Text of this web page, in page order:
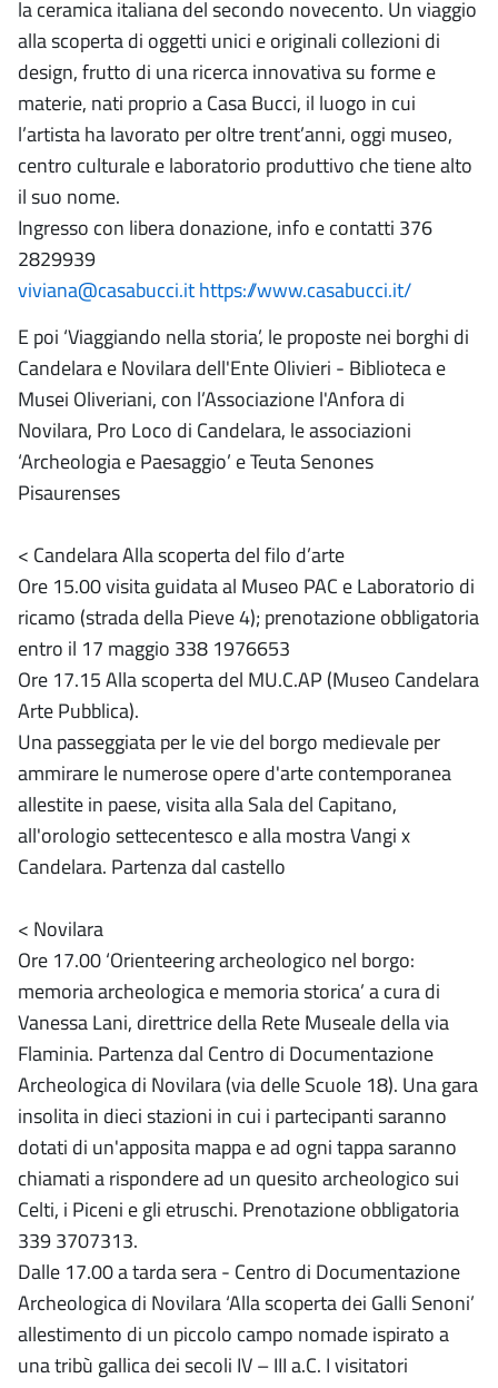
la ceramica italiana del secondo novecento. Un viaggio
alla scoperta di oggetti unici e originali collezioni di
design, frutto di una ricerca innovativa su forme e
materie, nati proprio a Casa Bucci, il luogo in cui
l’artista ha lavorato per oltre trent’anni, oggi museo,
centro culturale e laboratorio produttivo che tiene alto
il suo nome.
Ingresso con libera donazione, info e contatti 376
2829939
viviana@casabucci.ithttps://www.casabucci.it/
E poi ‘Viaggiando nella storia’, le proposte nei borghi di
Candelara e Novilara dell'Ente Olivieri - Biblioteca e
Musei Oliveriani, con l’Associazione l'Anfora di
Novilara, Pro Loco di Candelara, le associazioni
‘Archeologia e Paesaggio’ e Teuta Senones
Pisaurenses
< Candelara Alla scoperta del filo d’arte
Ore 15.00 visita guidata al Museo PAC e Laboratorio di
ricamo (strada della Pieve 4); prenotazione obbligatoria
entro il 17 maggio 338 1976653
Ore 17.15 Alla scoperta del MU.C.AP (Museo Candelara
Arte Pubblica).
Una passeggiata per le vie del borgo medievale per
ammirare le numerose opere d'arte contemporanea
allestite in paese, visita alla Sala del Capitano,
all'orologio settecentesco e alla mostra Vangi x
Candelara. Partenza dal castello
< Novilara
Ore 17.00 ‘Orienteering archeologico nel borgo:
memoria archeologica e memoria storica’ a cura di
Vanessa Lani, direttrice della Rete Museale della via
Flaminia. Partenza dal Centro di Documentazione
Archeologica di Novilara (via delle Scuole 18). Una gara
insolita in dieci stazioni in cui i partecipanti saranno
dotati di un'apposita mappa e ad ogni tappa saranno
chiamati a rispondere ad un quesito archeologico sui
Celti, i Piceni e gli etruschi. Prenotazione obbligatoria
339 3707313.
Dalle 17.00 a tarda sera - Centro di Documentazione
Archeologica di Novilara ‘Alla scoperta dei Galli Senoni’
allestimento di un piccolo campo nomade ispirato a
una tribù gallica dei secoli IV – III a.C. I visitatori